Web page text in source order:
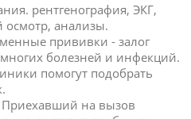
рентгенография, ЭКГ,
осмотр, анализы.
прививки - залог
болезней и инфекций.
помогут подобрать
на вызов